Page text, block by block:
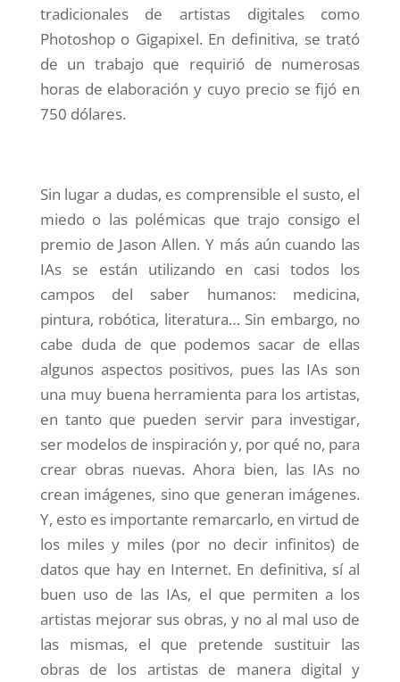
tradicionales de artistas digitales como
Photoshop o Gigapixel. En definitiva, se trató
de un trabajo que requirió de numerosas
horas de elaboración y cuyo precio se fijó en
750 dólares.
Sin lugar a dudas, es comprensible el susto, el
miedo o las polémicas que trajo consigo el
premio de Jason Allen. Y más aún cuando las
IAs se están utilizando en casi todos los
campos del saber humanos: medicina,
pintura, robótica, literatura… Sin embargo, no
cabe duda de que podemos sacar de ellas
algunos aspectos positivos, pues las IAs son
una muy buena herramienta para los artistas,
en tanto que pueden servir para investigar,
ser modelos de inspiración y, por qué no, para
crear obras nuevas. Ahora bien, las IAs no
crean imágenes, sino que generan imágenes.
Y, esto es importante remarcarlo, en virtud de
los miles y miles (por no decir infinitos) de
datos que hay en Internet. En definitiva, sí al
buen uso de las IAs, el que permiten a los
artistas mejorar sus obras, y no al mal uso de
las mismas, el que pretende sustituir las
obras de los artistas de manera digital y